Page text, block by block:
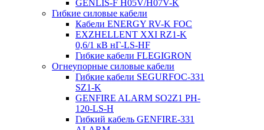
GENLIS-F Н05V/H07V-K
Гибкие силовые кабели
Кабели ENERGY RV-K FOC
EXZHELLENT XXI RZ1-K
0,6/1 кВ нГ-LS-HF
Гибкие кабели FLEGIGRON
Огнеупорные силовые кабели
Гибкие кабели SEGURFOC-331
SZ1-K
GENFIRE ALARM SO2Z1 PH-
120-LS-H
Гибкий кабель GENFIRE-331